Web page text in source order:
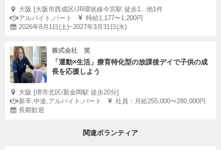
大阪 [大阪市西成区/JR環状線今宮駅 徒歩1...他1件
アルバイト,パート
時給1,177〜1,200円
2026年8月1日(土)~2027年3月31日(水)
株式会社 笑
「運動×生活」療育特化型の放課後デイで子供の成
長を応援しよう
大阪 [堺市北区/新金岡駅 徒歩20分]
新卒,中途,アルバイト,パート
社員：月給255,000〜280,000円
長期歓迎
関連ボランティア